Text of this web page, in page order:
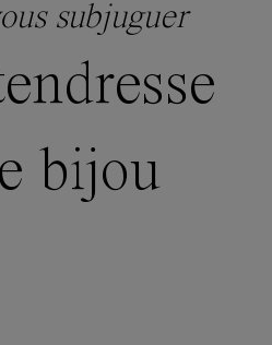
subjuguer
bijou